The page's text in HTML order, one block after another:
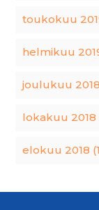
toukokuu
helmikuu
joulukuu 2018
lokakuu 2018
elokuu 2018